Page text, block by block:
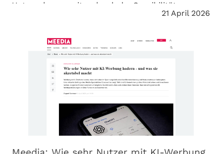
Unternehmensseite, aber hohe Sensibilität.
Entscheidend ist die richtige Umsetzung.
Ergebnisse.
21 April 2026